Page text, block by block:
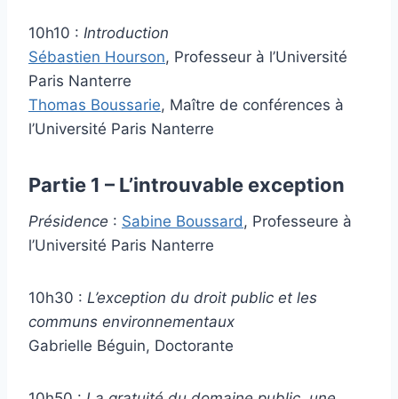
10h10 : Introduction
Sébastien Hourson, Professeur à l’Université
Paris Nanterre
Thomas Boussarie, Maître de conférences à
l’Université Paris Nanterre
Partie 1 – L’introuvable exception
Présidence : Sabine Boussard , Professeure à
l’Université Paris Nanterre
10h30 : L’exception du droit public et les
communs environnementaux
Gabrielle Béguin, Doctorante